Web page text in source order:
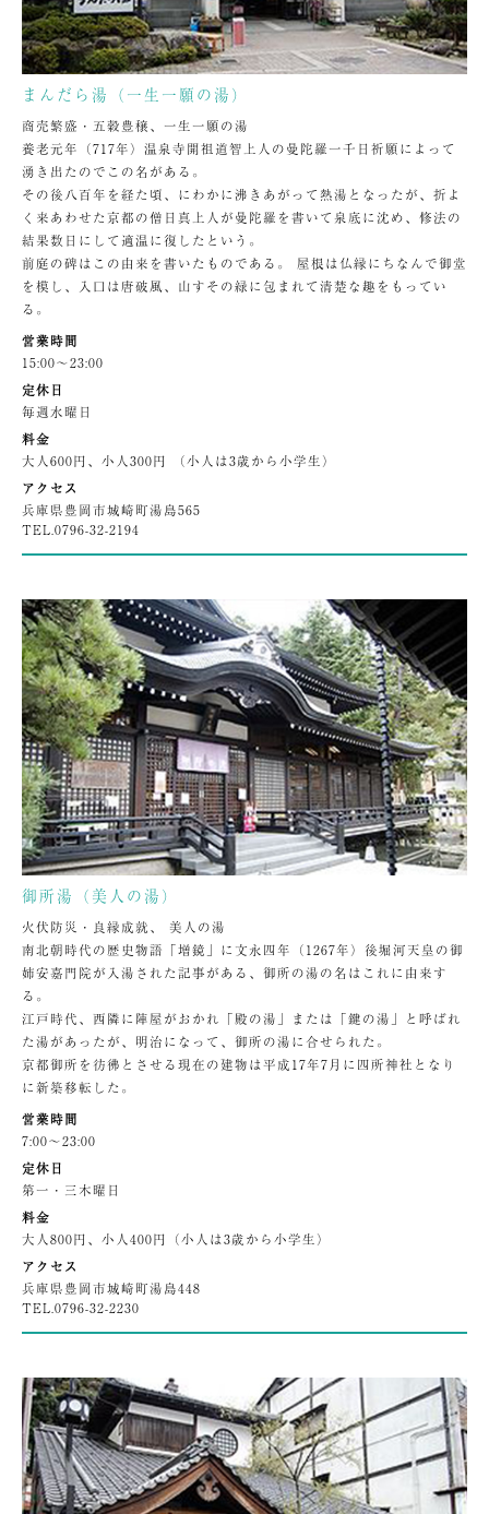
まんだら湯（一生一願の湯）
商売繁盛・五穀豊穣、一生一願の湯
養老元年（717年）温泉寺開祖道智上人の曼陀羅一千日祈願によって
湧き出たのでこの名がある。
その後八百年を経た頃、にわかに沸きあがって熱湯となったが、折よ
く来あわせた京都の僧日真上人が曼陀羅を書いて泉底に沈め、修法の
結果数日にして適温に復したという。
前庭の碑はこの由来を書いたものである。 屋根は仏縁にちなんで御堂
を模し、入口は唐破風、山すその緑に包まれて清楚な趣をもってい
る。
営業時間
15:00〜23:00
定休日
毎週水曜日
料金
大人600円、小人300円 （小人は3歳から小学生）
アクセス
兵庫県豊岡市城崎町湯島565
TEL.0796-32-2194
御所湯（美人の湯）
火伏防災・良縁成就、 美人の湯
南北朝時代の歴史物語「増鏡」に文永四年（1267年）後堀河天皇の御
姉安嘉門院が入湯された記事がある、御所の湯の名はこれに由来す
る。
江戸時代、西隣に陣屋がおかれ「殿の湯」または「鍵の湯」と呼ばれ
た湯があったが、明治になって、御所の湯に合せられた。
京都御所を彷彿とさせる現在の建物は平成17年7月に四所神社となり
に新築移転した。
営業時間
7:00〜23:00
定休日
第一・三木曜日
料金
大人800円、小人400円（小人は3歳から小学生）
アクセス
兵庫県豊岡市城崎町湯島448
TEL.0796-32-2230